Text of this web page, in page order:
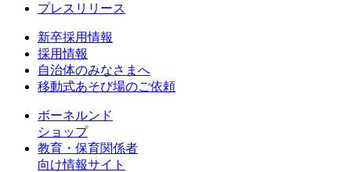
プレスリリース
新卒採用情報
採用情報
自治体のみなさまへ
移動式あそび場のご依頼
ボーネルンド
ショップ
教育・保育関係者
向け情報サイト